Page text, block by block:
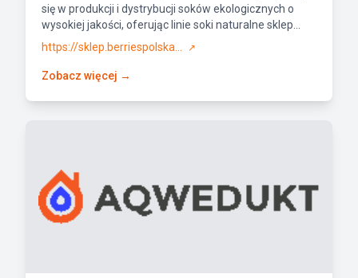
się w produkcji i dystrybucji soków ekologicznych o
wysokiej jakości, oferując linie soki naturalne sklep...
https://sklep.berriespolska...
↗
Zobacz więcej →